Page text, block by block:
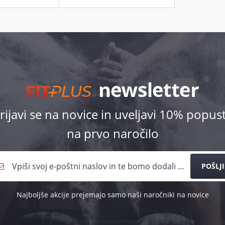
se na novice in uveljavi 10%
na prvo naročilo
POŠLJI
Najboljše akcije prejemajo samo naši naročniki na novice